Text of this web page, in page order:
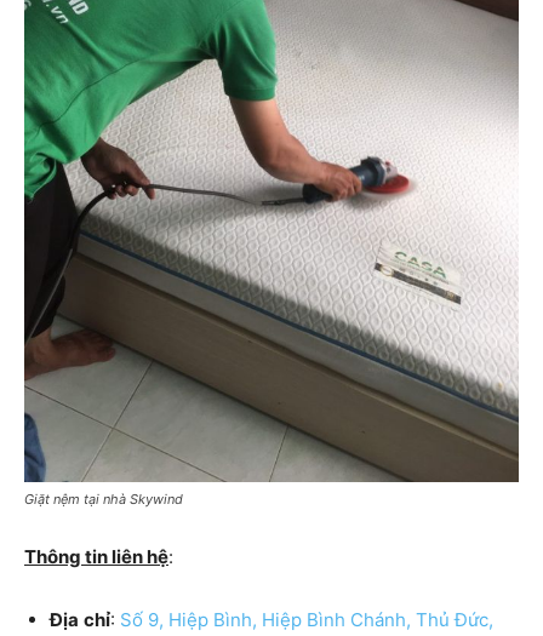
Giặt nệm tại nhà Skywind
Thông tin liên hệ:
Địa chỉ: Số 9, Hiệp Bình, Hiệp Bình Chánh, Thủ Đức,